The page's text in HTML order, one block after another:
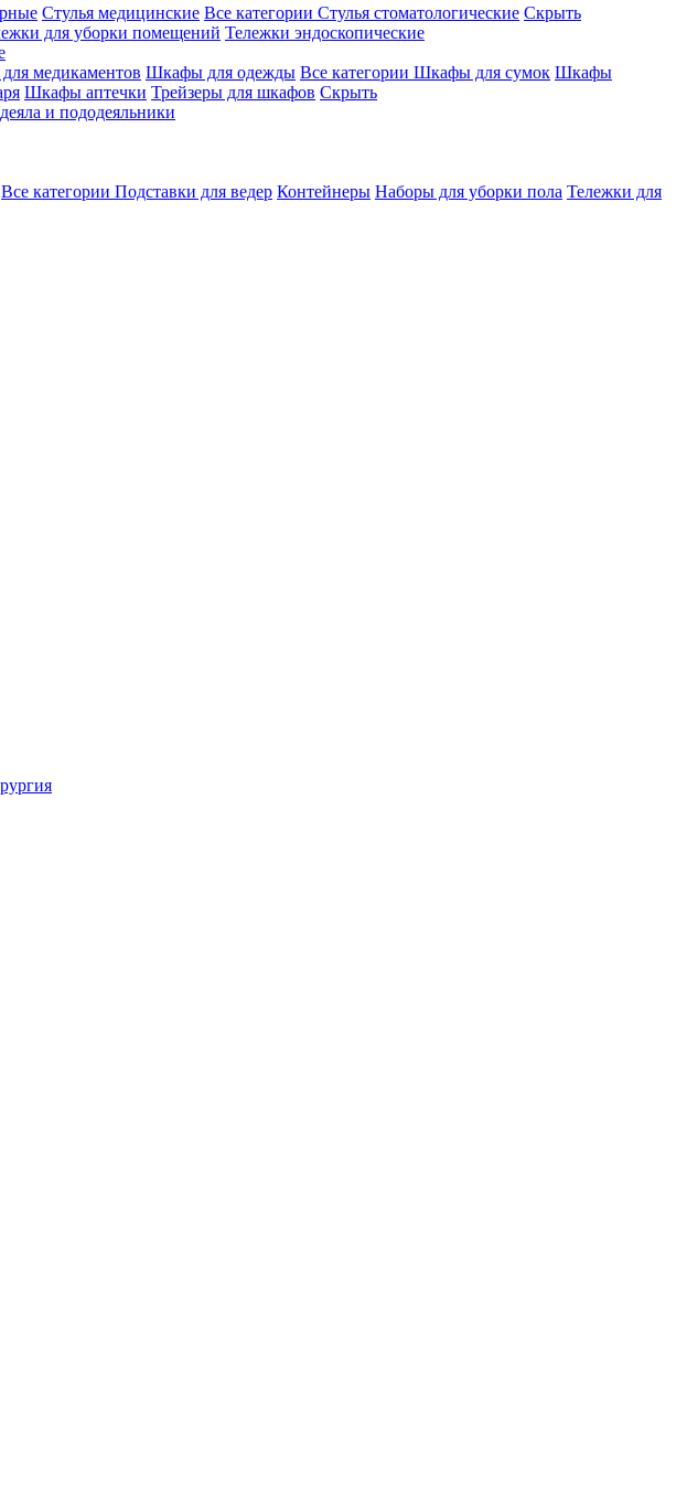
Стулья медицинские Все категории Стулья стоматологические Скрыть
для уборки помещений Тележки эндоскопические
медикаментов Шкафы для одежды Все категории Шкафы для сумок Шкафы
Шкафы аптечки Трейзеры для шкафов Скрыть
и пододеяльники
Все категории Подставки для ведер Контейнеры Наборы для уборки пола Тележки для